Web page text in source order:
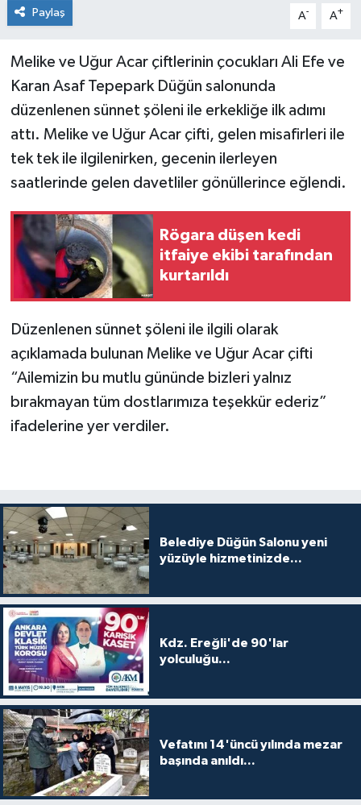
Paylaş A- A+
Melike ve Uğur Acar çiftlerinin çocukları Ali Efe ve
Karan Asaf Tepepark Düğün salonunda
düzenlenen sünnet şöleni ile erkekliğe ilk adımı
attı. Melike ve Uğur Acar çifti, gelen misafirleri ile
tek tek ile ilgilenirken, gecenin ilerleyen
saatlerinde gelen davetliler gönüllerince eğlendi.
Rögara düşen kedi
itfaiye ekibi tarafından
kurtarıldı
Düzenlenen sünnet şöleni ile ilgili olarak
açıklamada bulunan Melike ve Uğur Acar çifti
“Ailemizin bu mutlu gününde bizleri yalnız
bırakmayan tüm dostlarımıza teşekkür ederiz”
ifadelerine yer verdiler.
Belediye Düğün Salonu yeni
yüzüyle hizmetinizde...
Kdz. Ereğli'de 90'lar
yolculuğu...
Vefatını 14'üncü yılında mezar
başında anıldı...